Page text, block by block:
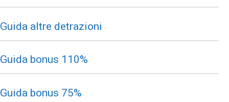
Guida altre detrazioni
Guida bonus 110%
Guida bonus 75%